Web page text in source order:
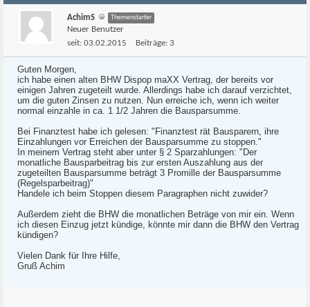
AchimS Themenstarter
Neuer Benutzer
seit: 03.02.2015 Beiträge: 3
Guten Morgen,
ich habe einen alten BHW Dispop maXX Vertrag, der bereits vor
einigen Jahren zugeteilt wurde. Allerdings habe ich darauf verzichtet,
um die guten Zinsen zu nutzen. Nun erreiche ich, wenn ich weiter
normal einzahle in ca. 1 1/2 Jahren die Bausparsumme.
Bei Finanztest habe ich gelesen: "Finanztest rät Bausparern, ihre
Einzahlungen vor Erreichen der Bausparsumme zu stoppen."
In meinem Vertrag steht aber unter § 2 Sparzahlungen: "Der
monatliche Bausparbeitrag bis zur ersten Auszahlung aus der
zugeteilten Bausparsumme beträgt 3 Promille der Bausparsumme
(Regelsparbeitrag)"
Handele ich beim Stoppen diesem Paragraphen nicht zuwider?
Außerdem zieht die BHW die monatlichen Beträge von mir ein. Wenn
ich diesen Einzug jetzt kündige, könnte mir dann die BHW den Vertrag
kündigen?
Vielen Dank für Ihre Hilfe,
Gruß Achim